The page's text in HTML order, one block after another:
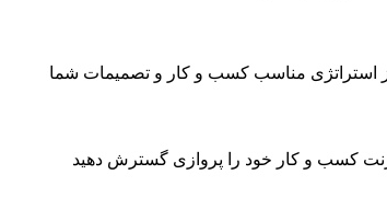
از استراتژی مناسب کسب و کار و تصمیمات شما
کسب و کار خود را پروازی گسترش دهید